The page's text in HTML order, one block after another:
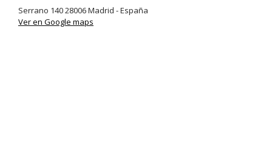
Serrano 140 28006 Madrid - España
Ver en Google maps